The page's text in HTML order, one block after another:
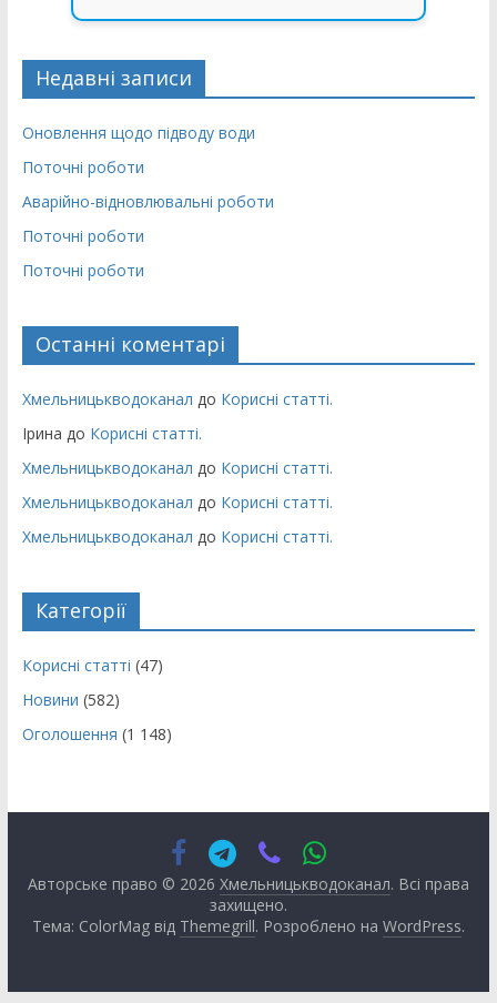
Недавні записи
Оновлення щодо підводу води
Поточні роботи
Аварійно-відновлювальні роботи
Поточні роботи
Поточні роботи
Останні коментарі
Хмельницькводоканал до Корисні статті.
Ірина до Корисні статті.
Хмельницькводоканал до Корисні статті.
Хмельницькводоканал до Корисні статті.
Хмельницькводоканал до Корисні статті.
Категорії
Корисні статті (47)
Новини (582)
Оголошення (1 148)
Авторське право © 2026 Хмельницькводоканал. Всі права
захищено.
Тема: ColorMag від Themegrill. Розроблено на WordPress.